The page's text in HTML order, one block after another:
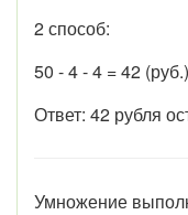
2 способ:
50 - 4 - 4 = 42 (руб.)
Ответ: 42 рубля
Умножение